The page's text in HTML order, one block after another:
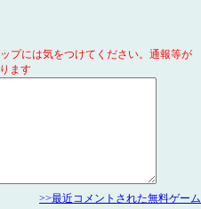
プには気をつけてください。通報等が
ます
>>最近コメントされた無料ゲーム